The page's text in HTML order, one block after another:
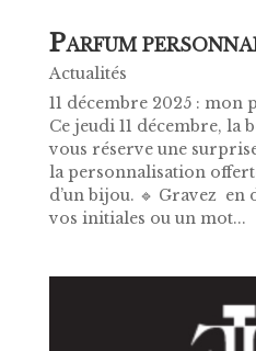
PARFUM
Actualités
11 décembre 2025 :
Ce jeudi 11 décembre, la
vous réserve une
la personnalisation
d’un bijou. 🔹 Gravez
vos initiales ou un mot...